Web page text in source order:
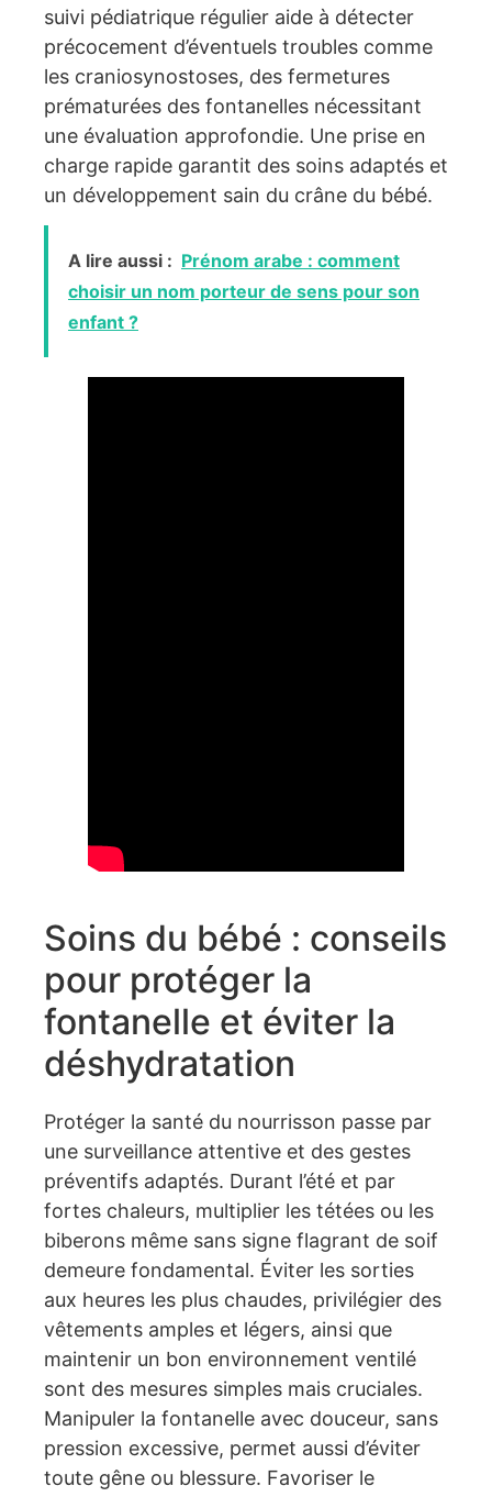
suivi pédiatrique régulier aide à détecter
précocement d’éventuels troubles comme
les craniosynostoses, des fermetures
prématurées des fontanelles nécessitant
une évaluation approfondie. Une prise en
charge rapide garantit des soins adaptés et
un développement sain du crâne du bébé.
A lire aussi : Prénom arabe : comment
choisir un nom porteur de sens pour son
enfant ?
Soins du bébé : conseils
pour protéger la
fontanelle et éviter la
déshydratation
Protéger la santé du nourrisson passe par
une surveillance attentive et des gestes
préventifs adaptés. Durant l’été et par
fortes chaleurs, multiplier les tétées ou les
biberons même sans signe flagrant de soif
demeure fondamental. Éviter les sorties
aux heures les plus chaudes, privilégier des
vêtements amples et légers, ainsi que
maintenir un bon environnement ventilé
sont des mesures simples mais cruciales.
Manipuler la fontanelle avec douceur, sans
pression excessive, permet aussi d’éviter
toute gêne ou blessure. Favoriser le